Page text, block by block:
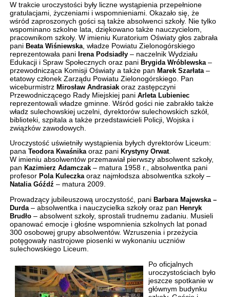
W trakcie uroczystości były liczne wystąpienia przepełnione
gratulacjami, życzeniami i wspomnieniami. Okazało się, że
wśród zaproszonych gości są także absolwenci szkoły. Nie tylko
wspominano szkolne lata, dziękowano także nauczycielom,
pracownikom szkoły. W imieniu Kuratorium Oświaty głos zabrała
pani Beata Wiśniewska, władze Powiatu Zielonogórskiego
reprezentowała pani Irena Podsiadły– naczelnik Wydziału
Edukacji i Spraw Społecznych oraz pani Brygida Wróblewska–
przewodnicząca Komisji Oświaty a także pan Marek Szarłata–
etatowy członek Zarządu Powiatu Zielonogórskiego. Pan
wiceburmistrz Mirosław Andrasiakoraz zastępczyni
Przewodniczącego Rady Miejskiej pani Arleta Lubieniec
reprezentowali władze gminne. Wśród gości nie zabrakło także
władz sulechowskiej uczelni, dyrektorów sulechowskich szkół,
biblioteki, szpitala a także przedstawicieli Policji, Wojska i
związków zawodowych.
Uroczystość uświetniły wystąpienia byłych dyrektorów Liceum:
pana Teodora Kwaśnikaoraz pani Krystyny Orwat.
W imieniu absolwentów przemawiał pierwszy absolwent szkoły,
pan Kazimierz Adamczak– matura 1958 r., absolwentka pani
profesor Pola Kuleczkaoraz najmłodsza absolwentka szkoły –
Natalia Góźdź – matura 2009.
Prowadzący jubileuszową uroczystość, pani Barbara Majewska –
Durda– absolwentka i nauczycielka szkoły oraz pan Henryk
Brudło– absolwent szkoły, sprostali trudnemu zadaniu. Musieli
opanować emocje i głośne wspomnienia szkolnych lat ponad
300 osobowej grupy absolwentów. Wzruszenia i przeżycia
potęgowały nastrojowe piosenki w wykonaniu uczniów
sulechowskiego Liceum.
Po oficjalnych
uroczystościach było
jeszcze spotkanie w
głównym budynku